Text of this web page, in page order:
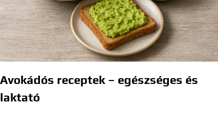
Avokádós receptek – egészséges és
laktató